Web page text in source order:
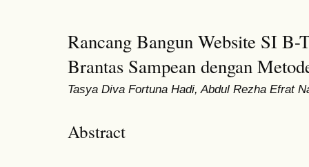
Rancang Bangun Website SI B-
Brantas Sampean dengan
Tasya Diva Fortuna Hadi, Abdul Rezha Efrat
Abstract